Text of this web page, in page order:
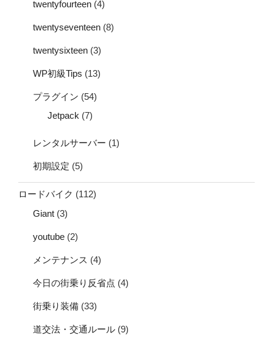
twentyfourteen (4)
twentyseventeen (8)
twentysixteen (3)
WP初級Tips (13)
プラグイン (54)
Jetpack (7)
レンタルサーバー (1)
初期設定 (5)
ロードバイク (112)
Giant (3)
youtube (2)
メンテナンス (4)
今日の街乗り反省点 (4)
街乗り装備 (33)
道交法・交通ルール (9)